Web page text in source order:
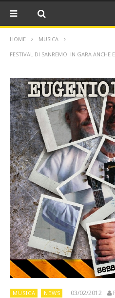
HOME MUSICA
FESTIVAL DI SANREMO: IN GARA ANCHE
MUSICA NEWS 03/02/2012